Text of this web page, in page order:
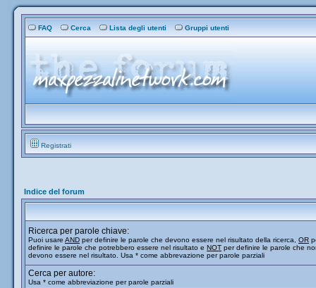
FAQ Cerca Lista degli utenti Gruppi utenti
Registrati
Indice del forum
Ricerca per parole chiave:
Puoi usare AND per definire le parole che devono essere nel risultato della ricerca, OR
definire le parole che potrebbero essere nel risultato e NOT per definire le parole che
devono essere nel risultato. Usa * come abbrevazione per parole parziali
Cerca per autore:
Usa * come abbreviazione per parole parziali